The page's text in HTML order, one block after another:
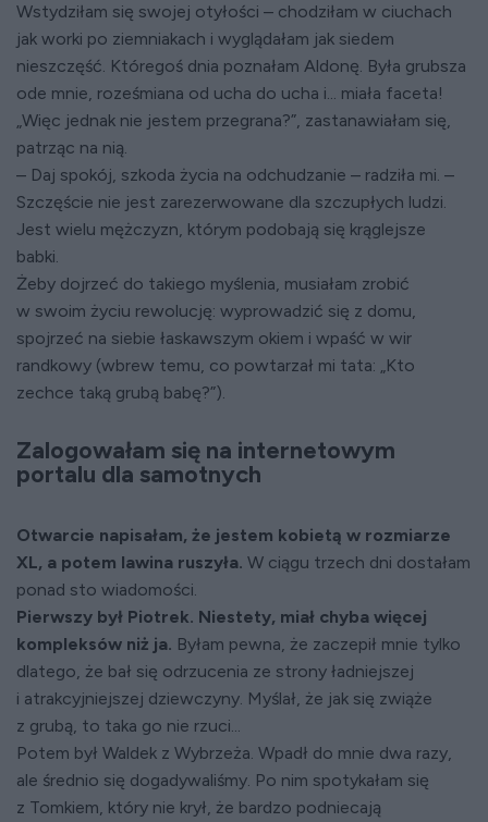
Wstydziłam się swojej otyłości – chodziłam w ciuchach
jak worki po ziemniakach i wyglądałam jak siedem
nieszczęść. Któregoś dnia poznałam Aldonę. Była grubsza
ode mnie, roześmiana od ucha do ucha i... miała faceta!
„Więc jednak nie jestem przegrana?”, zastanawiałam się,
patrząc na nią.
– Daj spokój, szkoda życia na odchudzanie – radziła mi. –
Szczęście nie jest zarezerwowane dla szczupłych ludzi.
Jest wielu mężczyzn, którym podobają się krąglejsze
babki.
Żeby dojrzeć do takiego myślenia, musiałam zrobić
w swoim życiu rewolucję: wyprowadzić się z domu,
spojrzeć na siebie łaskawszym okiem i wpaść w wir
randkowy (wbrew temu, co powtarzał mi tata: „Kto
zechce taką grubą babę?”).
Zalogowałam się na internetowym
portalu dla samotnych
Otwarcie napisałam, że jestem kobietą w rozmiarze
XL, a potem lawina ruszyła. W ciągu trzech dni dostałam
ponad sto wiadomości.
Pierwszy był Piotrek. Niestety, miał chyba więcej
kompleksów niż ja. Byłam pewna, że zaczepił mnie tylko
dlatego, że bał się odrzucenia ze strony ładniejszej
i atrakcyjniejszej dziewczyny. Myślał, że jak się zwiąże
z grubą, to taka go nie rzuci...
Potem był Waldek z Wybrzeża. Wpadł do mnie dwa razy,
ale średnio się dogadywaliśmy. Po nim spotykałam się
z Tomkiem, który nie krył, że bardzo podniecają